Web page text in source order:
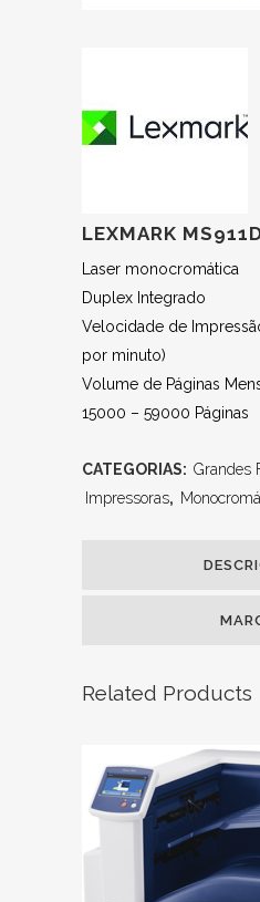
LEXMARK
Laser monocromática
Duplex Integrado
Velocidade de
por minuto)
Volume de Páginas
15000 – 59000 Páginas
CATEGORIAS: Grandes
Impressoras,
Related Products